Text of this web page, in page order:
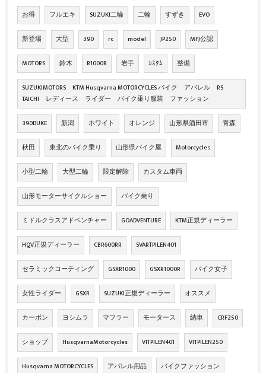
お得 フルエキ SUZUKI二輪 二輪 すずき EVO
新登場 大型 390 rc model JP250 MFJ公認
MOTORS 鈴木 R1000R 岩手 ｶｽﾀﾑ 整備
SUZUKIMOTORS KTM Husqvarna MOTORCYCLES バイク アパレル RS
TAICHI レディース ライダー バイク乗り服装 ファッション
390DUKE 新潟 ホワイト オレンジ 山形県酒田市 青森
秋田 東北のバイク乗り 山形県バイク屋 Motorcycles
小型二輪 大型二輪 限定解除 カスタム車両
山形モーターサイクルショー バイク乗り
ミドルクラスアドベンチャー GOADVENTURE KTM正規ディーラー
HQV正規ディーラー CBR600RR SVARTPILEN401
セラミックコーティング GSXR1000 GSXR1000R バイク女子
女性ライダー GSXR SUZUKI正規ディーラー オススメ
カーボン ヨシムラ マフラー モータース 納車 CRF250
ショップ HusqvarnaMotorcycles VITPILEN401 VITPILEN250
Husqvarna MOTORCYCLES アパレル用品 バイクファッション